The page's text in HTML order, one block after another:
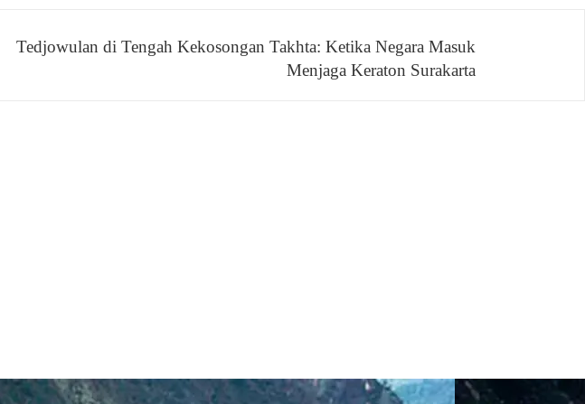
Tedjowulan di Tengah Kekosongan Takhta: Ketika Negara Masuk
Menjaga Keraton Surakarta